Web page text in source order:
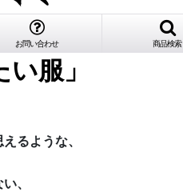
い服」
るような、
、
お問い合わせ 商品検索